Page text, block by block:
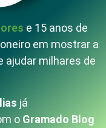
e 15 anos de
em mostrar a
ajudar milhares de
já
o Gramado Blog